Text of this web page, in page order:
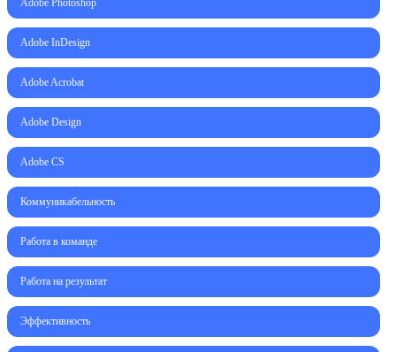
Adobe InDesign
Adobe Acrobat
Adobe Design
Adobe CS
Коммуникабельность
Работа в команде
Работа на результат
Эффективность